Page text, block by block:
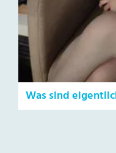
Was sind